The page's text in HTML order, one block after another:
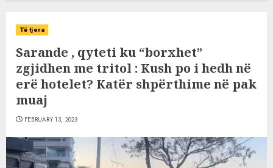
Të tjera
Sarande , qyteti ku “borxhet”
zgjidhen me tritol : Kush po i hedh në
erë hotelet? Katër shpërthime në pak
muaj
FEBRUARY 13, 2023